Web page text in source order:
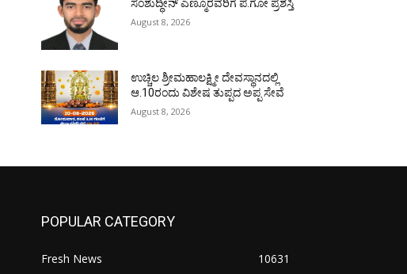
ಸಂಶುದ್ಧೀನ್ ಎಣ್ಮೂರವರಿಗೆ ಪ.ಗೋ ಪ್ರಶಸ್ತಿ
August 8, 2026
ಉಚ್ಚಿಲ ಶ್ರೀಮಹಾಲಕ್ಷ್ಮೀ ದೇವಸ್ಥಾನದಲ್ಲಿ
ಆ.10ರಂದು ವಿಶೇಷ ತುಪ್ಪದ ಅಪ್ಪ ಸೇವೆ
August 8, 2026
POPULAR CATEGORY
Fresh News
10631